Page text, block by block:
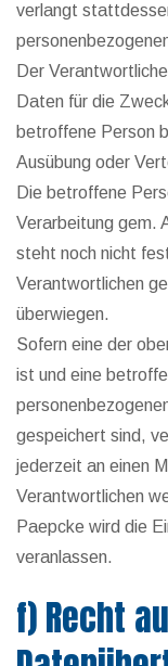
verlangt
Der
Daten für die
betroffene Person
Ausübung oder
Die betroffene
Verarbeitung gem.
steht noch nicht
Verantwortlichen
überwiegen.
Sofern eine der
ist und eine
gespeichert sind,
jederzeit an einen
Verantwortlichen
Paepcke wird die
veranlassen.
f) Recht